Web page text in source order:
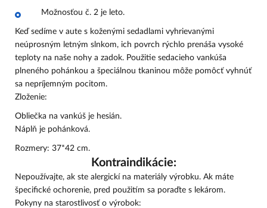
Možnosťou č. 2 je leto.
Keď sedíme v aute s koženými sedadlami vyhrievanými
neúprosným letným slnkom, ich povrch rýchlo prenáša vysoké
teploty na naše nohy a zadok. Použitie sedacieho vankúša
plneného pohánkou a špeciálnou tkaninou môže pomôcť vyhnúť
sa nepríjemným pocitom.
Zloženie:
Obliečka na vankúš je hesián.
Náplň je pohánková.
Rozmery: 37*42 cm.
Kontraindikácie:
Nepoužívajte, ak ste alergickí na materiály výrobku. Ak máte
špecifické ochorenie, pred použitím sa poraďte s lekárom.
Pokyny na starostlivosť o výrobok: